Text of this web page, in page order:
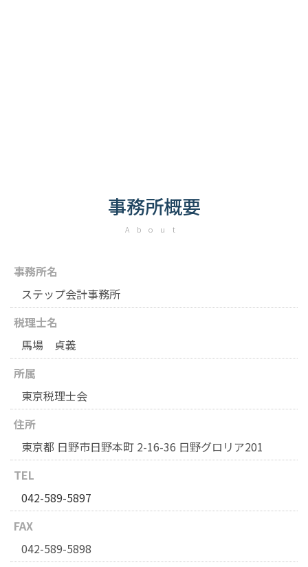
事務所概要
About
事務所名
ステップ会計事務所
税理士名
馬場 貞義
所属
東京税理士会
住所
東京都 日野市日野本町 2-16-36 日野グロリア201
TEL
042-589-5897
FAX
042-589-5898